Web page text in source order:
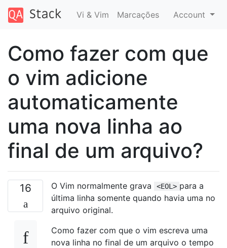
Vi & Vim Marcações Account
Como fazer com que
o vim adicione
automaticamente
uma nova linha ao
final de um arquivo?
16 O Vim normalmente grava <EOL> para a
última linha somente quando havia uma no
arquivo original.
Como fazer com que o vim escreva uma
nova linha no final de um arquivo o tempo